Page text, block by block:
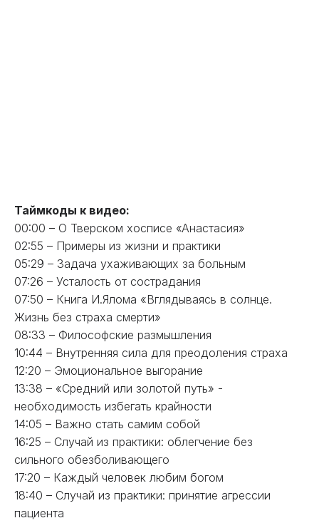
Таймкоды к видео:
00:00 – О Тверском хосписе «Анастасия»
02:55 – Примеры из жизни и практики
05:29 – Задача ухаживающих за больным
07:26 – Усталость от сострадания
07:50 – Книга И.Ялома «Вглядываясь в солнце.
Жизнь без страха смерти»
08:33 – Философские размышления
10:44 – Внутренняя сила для преодоления страха
12:20 – Эмоциональное выгорание
13:38 – «Средний или золотой путь» -
необходимость избегать крайности
14:05 – Важно стать самим собой
16:25 – Случай из практики: облегчение без
сильного обезболивающего
17:20 – Каждый человек любим богом
18:40 – Случай из практики: принятие агрессии
пациента